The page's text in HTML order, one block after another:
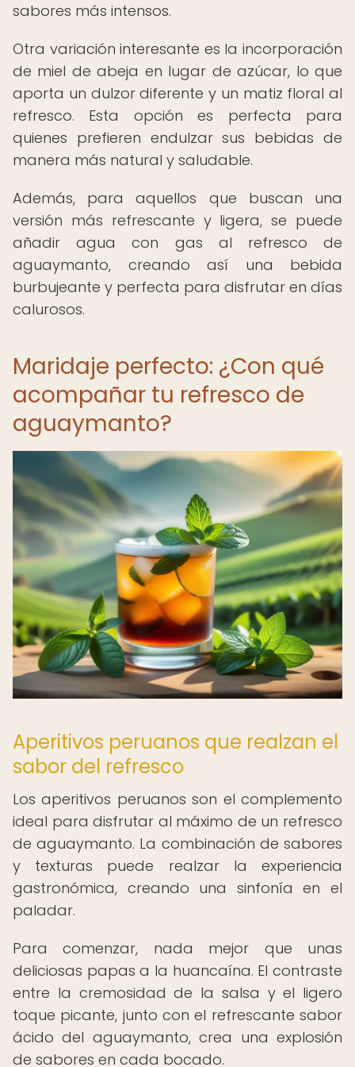
sabores más intensos.
Otra variación interesante es la incorporación
de miel de abeja en lugar de azúcar, lo que
aporta un dulzor diferente y un matiz floral al
refresco. Esta opción es perfecta para
quienes prefieren endulzar sus bebidas de
manera más natural y saludable.
Además, para aquellos que buscan una
versión más refrescante y ligera, se puede
añadir agua con gas al refresco de
aguaymanto, creando así una bebida
burbujeante y perfecta para disfrutar en días
calurosos.
Maridaje perfecto: ¿Con qué
acompañar tu refresco de
aguaymanto?
Aperitivos peruanos que realzan el
sabor del refresco
Los aperitivos peruanos son el complemento
ideal para disfrutar al máximo de un refresco
de aguaymanto. La combinación de sabores
y texturas puede realzar la experiencia
gastronómica, creando una sinfonía en el
paladar.
Para comenzar, nada mejor que unas
deliciosas papas a la huancaína. El contraste
entre la cremosidad de la salsa y el ligero
toque picante, junto con el refrescante sabor
ácido del aguaymanto, crea una explosión
de sabores en cada bocado.